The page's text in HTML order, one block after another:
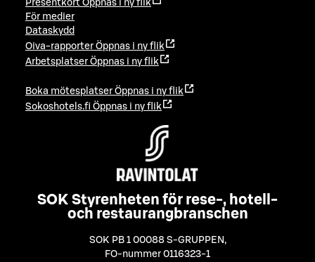
Presentkort Öppnas i ny flik
För medier
Dataskydd
Oiva-rapporter Öppnas i ny flik
Arbetsplatser Öppnas i ny flik
Boka mötesplatser Öppnas i ny flik
Sokoshotels.fi Öppnas i ny flik
SOK Styrenheten för rese-, hotell-
och restaurangbranschen
SOK PB 1 00088 S-GRUPPEN ,
FO-nummer 0116323-1